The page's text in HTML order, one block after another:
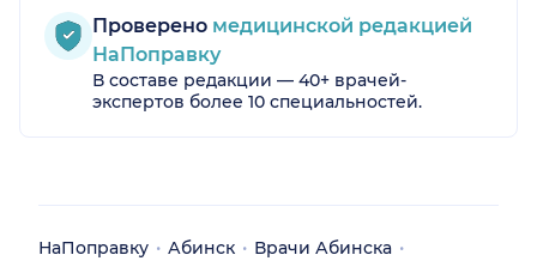
Проверено медицинской редакцией
НаПоправку
В составе редакции — 40+ врачей-
экспертов более 10 специальностей.
НаПоправку Абинск
Врачи Абинска